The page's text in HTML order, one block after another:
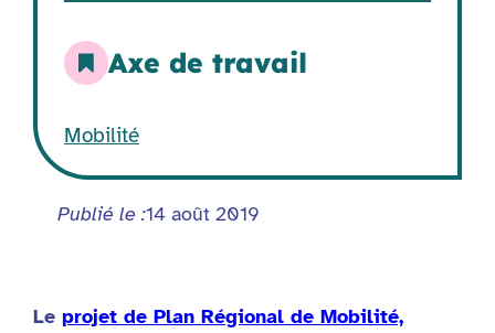
Axe de travail
Mobilité
Publié le :14 août 2019
Le projet de Plan Régional de Mobilité,